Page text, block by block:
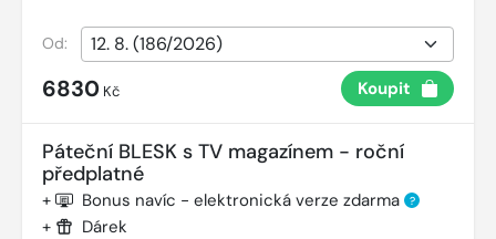
Od:
6830 Kč Koupit
Páteční BLESK s TV magazínem - roční
předplatné
+ Bonus navíc - elektronická verze zdarma ?
+ Dárek